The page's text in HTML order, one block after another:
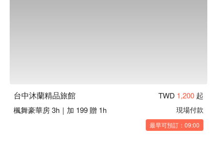
台中沐蘭精品旅館 TWD 1,200 起
楓舞豪華房 3h｜加 199 贈 1h
現場付款
最早可預訂：09:00